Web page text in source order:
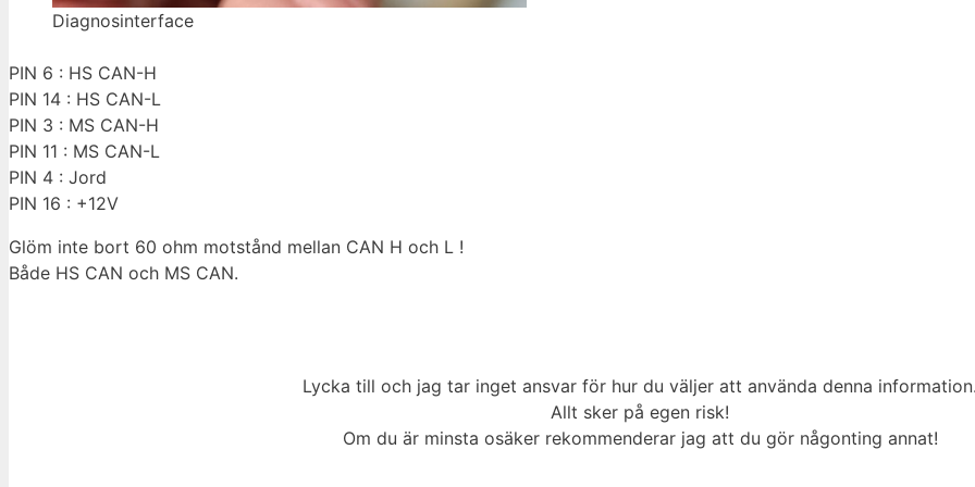
Diagnosinterface
PIN 6 : HS CAN-H
PIN 14 : HS CAN-L
PIN 3 : MS CAN-H
PIN 11 : MS CAN-L
PIN 4 : Jord
PIN 16 : +12V
Glöm inte bort 60 ohm motstånd mellan CAN H och L !
Både HS CAN och MS CAN.
Lycka till och jag tar inget ansvar för hur du väljer att använda denna
Allt sker på egen risk!
Om du är minsta osäker rekommenderar jag att du gör någonting annat!